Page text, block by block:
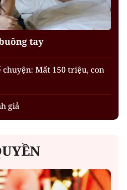
tay
chuyện: Mất 150 triệu, con
giả